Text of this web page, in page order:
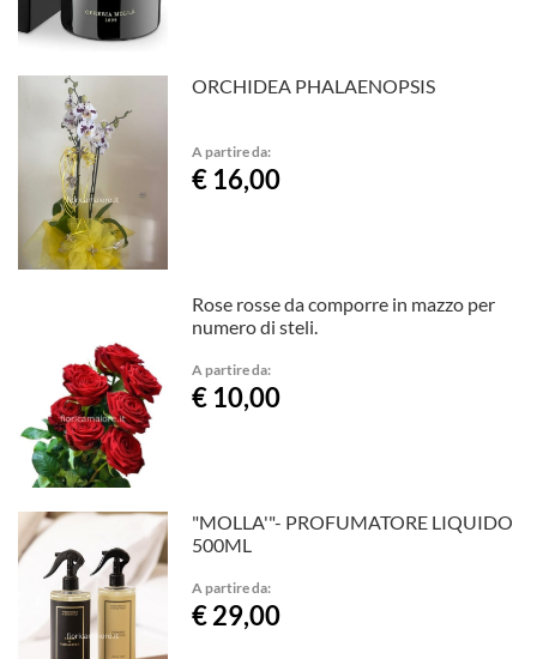
ORCHIDEA PHALAENOPSIS
A partire da:
€ 16,00
Rose rosse da comporre in mazzo per
numero di steli.
A partire da:
€ 10,00
"MOLLA'"- PROFUMATORE LIQUIDO
500ML
A partire da:
€ 29,00